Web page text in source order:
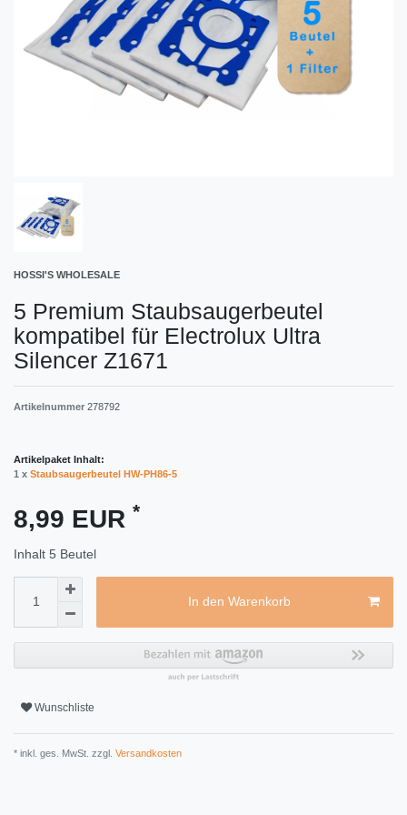
HOSSI'S WHOLESALE
5 Premium Staubsaugerbeutel
kompatibel für Electrolux Ultra
Silencer Z1671
Artikelnummer 278792
Artikelpaket Inhalt:
1 x Staubsaugerbeutel HW-PH86-5
8,99 EUR *
Inhalt 5 Beutel
In den Warenkorb
Wunschliste
* inkl. ges. MwSt. zzgl. Versandkosten